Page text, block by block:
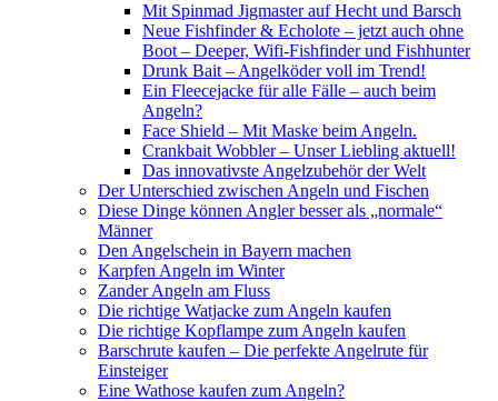
Mit Spinmad Jigmaster auf Hecht und Barsch
Neue Fishfinder & Echolote – jetzt auch ohne
Boot – Deeper, Wifi-Fishfinder und Fishhunter
Drunk Bait – Angelköder voll im Trend!
Ein Fleecejacke für alle Fälle – auch beim
Angeln?
Face Shield – Mit Maske beim Angeln.
Crankbait Wobbler – Unser Liebling aktuell!
Das innovativste Angelzubehör der Welt
Der Unterschied zwischen Angeln und Fischen
Diese Dinge können Angler besser als „normale“
Männer
Den Angelschein in Bayern machen
Karpfen Angeln im Winter
Zander Angeln am Fluss
Die richtige Watjacke zum Angeln kaufen
Die richtige Kopflampe zum Angeln kaufen
Barschrute kaufen – Die perfekte Angelrute für
Einsteiger
Eine Wathose kaufen zum Angeln?